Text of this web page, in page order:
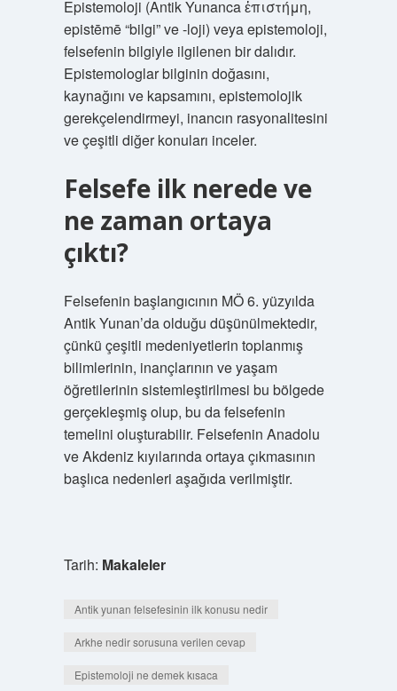
Epistemoloji (Antik Yunanca ἐπιστήμη,
epistēmē “bilgi” ve -loji) veya epistemoloji,
felsefenin bilgiyle ilgilenen bir dalıdır.
Epistemologlar bilginin doğasını,
kaynağını ve kapsamını, epistemolojik
gerekçelendirmeyi, inancın rasyonalitesini
ve çeşitli diğer konuları inceler.
Felsefe ilk nerede ve
ne zaman ortaya
çıktı?
Felsefenin başlangıcının MÖ 6. yüzyılda
Antik Yunan’da olduğu düşünülmektedir,
çünkü çeşitli medeniyetlerin toplanmış
bilimlerinin, inançlarının ve yaşam
öğretilerinin sistemleştirilmesi bu bölgede
gerçekleşmiş olup, bu da felsefenin
temelini oluşturabilir. Felsefenin Anadolu
ve Akdeniz kıyılarında ortaya çıkmasının
başlıca nedenleri aşağıda verilmiştir.
Tarih: Makaleler
Antik yunan felsefesinin ilk konusu nedir
Arkhe nedir sorusuna verilen cevap
Epistemoloji ne demek kısaca